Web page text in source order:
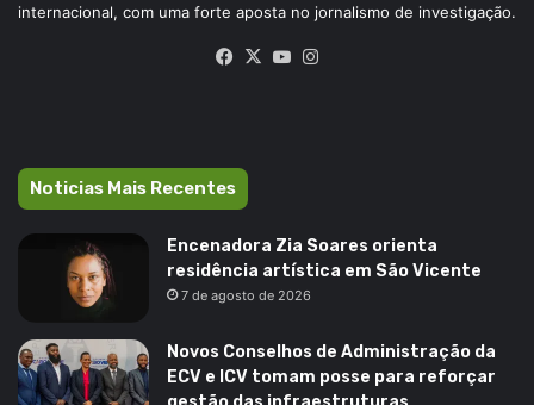
internacional, com uma forte aposta no jornalismo de investigação.
Facebook
X YouTube
Noticias Mais Recentes
Encenadora Zia Soares orienta
residência artística em São Vicente
7 de agosto de 2026
Novos Conselhos de Administração da
ECV e ICV tomam posse para reforçar